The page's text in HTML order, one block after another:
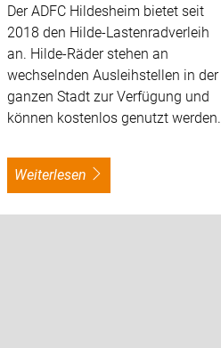
Der ADFC Hildesheim bietet seit
2018 den Hilde-Lastenradverleih
an. Hilde-Räder stehen an
wechselnden Ausleihstellen in der
ganzen Stadt zur Verfügung und
können kostenlos genutzt werden.
weiterlesen